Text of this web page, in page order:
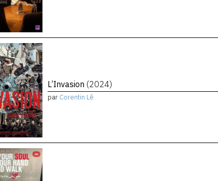
L’Invasion (2024)
par Corentin Lê